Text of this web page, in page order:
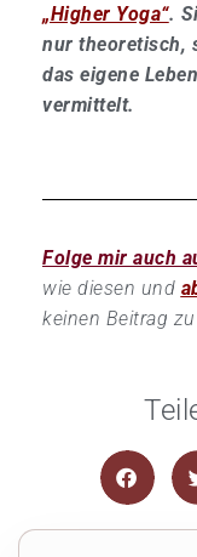
„Higher Yoga“.
nur theoretisch,
das eigene
vermittelt.
Folge mir auch
wie diesen und
keinen Beitrag zu